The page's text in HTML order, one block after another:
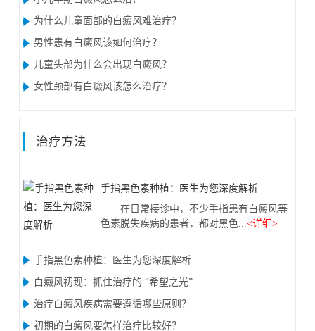
为什么儿童面部的白癜风难治疗？
男性患有白癜风该如何治疗？
儿童头部为什么会出现白癜风？
女性颈部有白癜风该怎么治疗？
治疗方法
手指黑色素种植：医生为您深度解析
在日常接诊中，不少手指患有白癜风等
色素脱失疾病的患者，都对黑色... <详细>
手指黑色素种植：医生为您深度解析
白癜风初现：抓住治疗的 “希望之光”
治疗白癜风疾病需要遵循哪些原则？
初期的白癜风要怎样治疗比较好？